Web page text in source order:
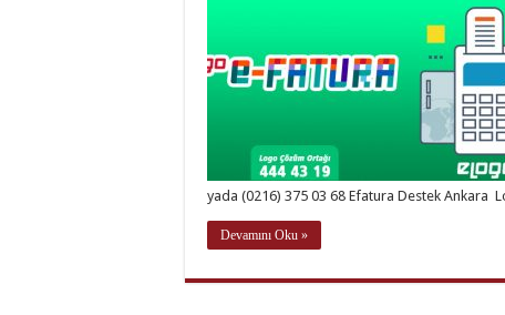
yada (0216) 375 03 68 Efatura Destek Ankara
Devamını Oku »